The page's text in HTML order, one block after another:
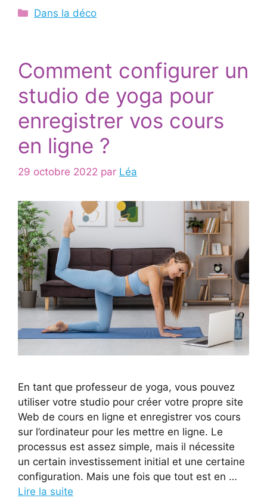
Catégories
Dans la déco
Comment configurer un
studio de yoga pour
enregistrer vos cours
en ligne ?
29 octobre 2022 par Léa
En tant que professeur de yoga, vous pouvez
utiliser votre studio pour créer votre propre site
Web de cours en ligne et enregistrer vos cours
sur l’ordinateur pour les mettre en ligne. Le
processus est assez simple, mais il nécessite
un certain investissement initial et une certaine
configuration. Mais une fois que tout est en …
Lire la suite